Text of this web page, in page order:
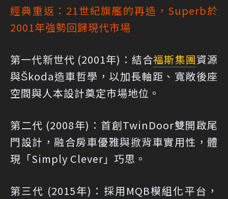
經典重返：21世紀旗艦的再造，Superb於
2001年強勢回歸現代市場
第一代新世代 (2001年)：結合福斯集團資源
與Škoda造車哲學，以加長軸距、寬敞後座
空間與人本設計奠定市場地位。
第二代 (2008年)：首創TwinDoor雙開啟尾
門設計，融合房車優雅與掀背車實用性，體
現「Simply Clever」巧思。
第三代 (2015年)：採用MQB模組化平台，